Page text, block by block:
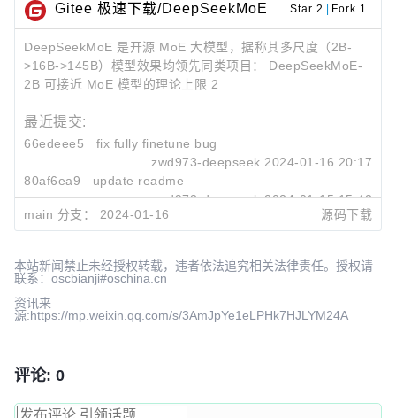
Gitee 极速下载/DeepSeekMoE Star 2 Fork 1
DeepSeekMoE 是开源 MoE 大模型，据称其多尺度（2B-
>16B->145B）模型效果均领先同类项目： DeepSeekMoE-
2B 可接近 MoE 模型的理论上限 2
最近提交:
66edeee5
fix fully finetune bug
zwd973-deepseek 2024-01-16 20:17
80af6ea9
update readme
zwd973-deepseek 2024-01-15 15:42
4b411c7d
Update README.md
main 分支： 2024-01-16 源码下载
本站新闻禁止未经授权转载，违者依法追究相关法律责任。授权请
联系：oscbianji#oschina.cn
资讯来
源:https://mp.weixin.qq.com/s/3AmJpYe1eLPHk7HJLYM24A
评论: 0